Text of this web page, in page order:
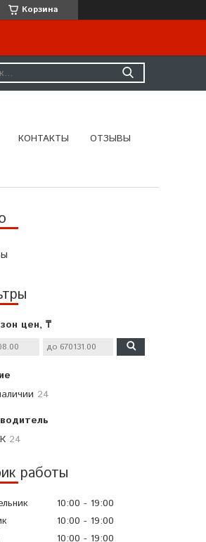
Корзина
КОНТАКТЫ ОТЗЫВЫ
цен, ₸
24
24
работы
10:00
19:00
10:00
19:00
10:00
19:00